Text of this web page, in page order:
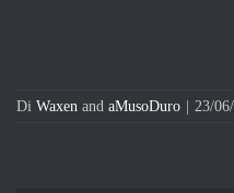
Di Waxen and aMusoDuro 23/